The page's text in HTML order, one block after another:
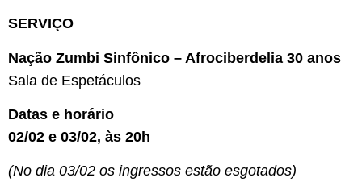
SERVIÇO
Nação Zumbi Sinfônico – Afrociberdelia 30 anos
Sala de Espetáculos
Datas e horário
02/02 e 03/02, às 20h
(No dia 03/02 os ingressos estão esgotados)